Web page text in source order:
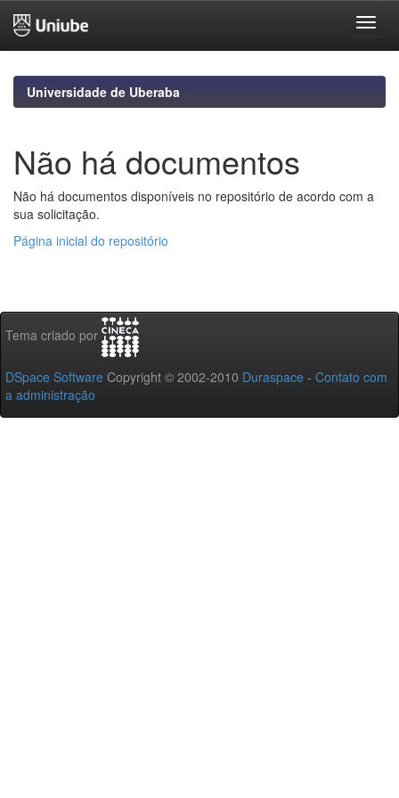
navigationUniversidade de Uberaba
Não há documentos
Não há documentos disponíveis no repositório de acordo com a
sua solicitação.
Página inicial do repositório
Tema criado por
DSpace Software Copyright © 2002-2010 Duraspace - Contato com
a administração